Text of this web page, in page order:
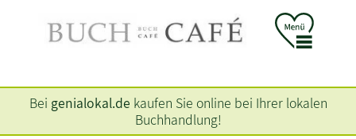
Bei genialokal.de kaufen Sie online bei Ihrer lokalen
Buchhandlung!